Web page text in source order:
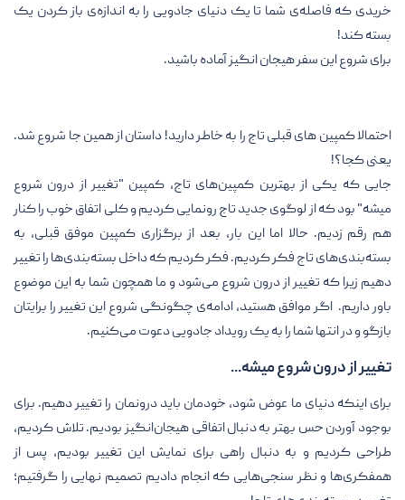
خریدی که فاصله‌ی شما تا یک دنیای جادویی را به اندازه‌ی باز کردن یک
بسته‌ کند!
برای شروع این سفر هیجان انگیز آماده باشید.
احتمالا کمپین های قبلی تاج را به خاطر دارید! داستان از همین جا شروع شد.
یعنی کجا؟!
جایی که یکی از بهترین کمپین‌های تاج، کمپین "تغییر از درون شروع
میشه" بود که از لوگوی جدید تاج رونمایی کردیم و کلی اتفاق خوب را کنار
هم رقم زدیم. حالا اما این بار، بعد از برگزاری کمپین موفق قبلی، به
بسته‌بندی‌های تاج فکر کردیم. فکر کردیم که داخل بسته‌بندی‌ها را تغییر
دهیم زیرا که تغییر از درون شروع می‌شود و ما همچون شما به این موضوع
باور داریم. اگر موافق هستید، ادامه‌ی چگونگی شروع این تغییر را برایتان
بازگو و در انتها شما را به یک رویداد جادویی دعوت می‌کنیم.
تغییر از درون شروع میشه...
برای اینکه دنیای ما عوض شود، خودمان باید درونمان را تغییر دهیم. برای
بوجود آوردن حس بهتر به دنبال اتفاقی هیجان‌انگیز بودیم. تلاش کردیم،
طراحی کردیم و به دنبال راهی برای نمایش این تغییر بودیم، پس از
همفکری‌ها و نظر سنجی‌هایی که انجام دادیم تصمیم نهایی را گرفتیم؛